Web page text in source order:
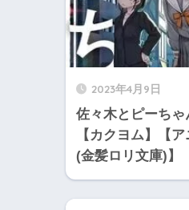
2023年4月9日
佐々木とピーちゃ
【カクヨム】【
(金髪ロリ文庫)】